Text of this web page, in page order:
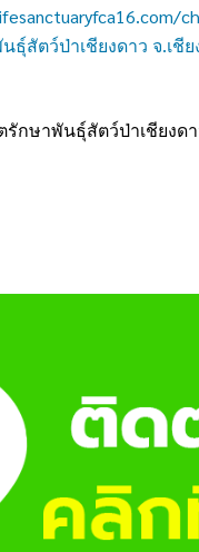
ธุ์สัตว์ป่าเชียงดาว จ.เชี
กษาพันธุ์สัตว์ป่าเชียงดา